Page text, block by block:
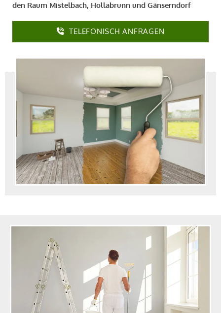
den Raum Mistelbach, Hollabrunn und Gänserndorf
TELEFONISCH ANFRAGEN